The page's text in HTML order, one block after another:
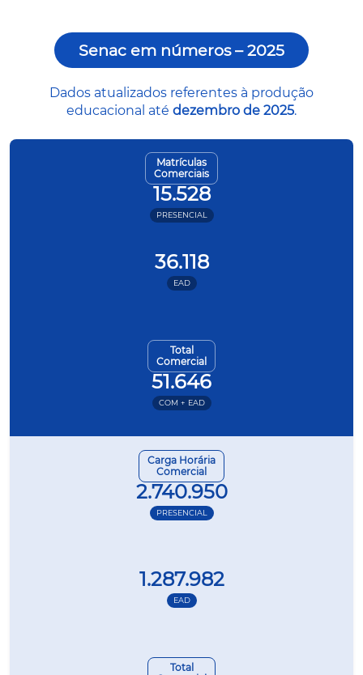
Senac em números – 2025
Dados atualizados referentes à produção
educacional até dezembro de 2025.
Matrículas
Comerciais
15.528
PRESENCIAL
36.118
EAD
Total
Comercial
51.646
COM + EAD
Carga Horária
Comercial
2.740.950
PRESENCIAL
1.287.982
EAD
Total